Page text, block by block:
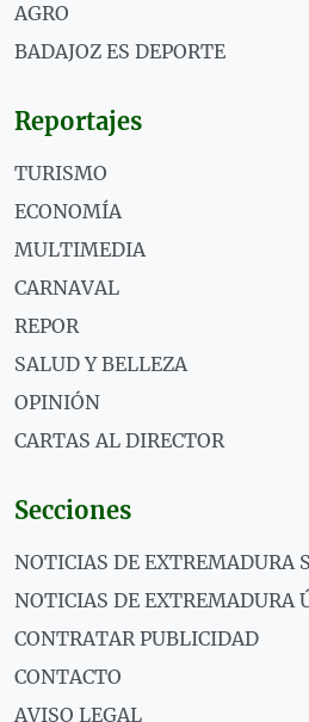
AGRO
BADAJOZ ES DEPORTE
Reportajes
TURISMO
ECONOMÍA
MULTIMEDIA
CARNAVAL
REPOR
SALUD Y BELLEZA
OPINIÓN
CARTAS AL DIRECTOR
Secciones
NOTICIAS DE EXTREMADURA
NOTICIAS DE EXTREMADURA
CONTRATAR PUBLICIDAD
CONTACTO
AVISO LEGAL